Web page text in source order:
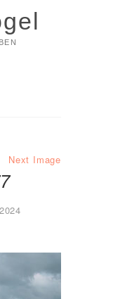
Next Image